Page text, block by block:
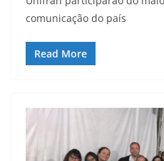
comunicação do país
Read More